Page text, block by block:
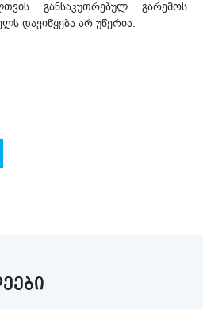
განსაკუთრებულ გარემოს
დავიწყება არ უწერია.